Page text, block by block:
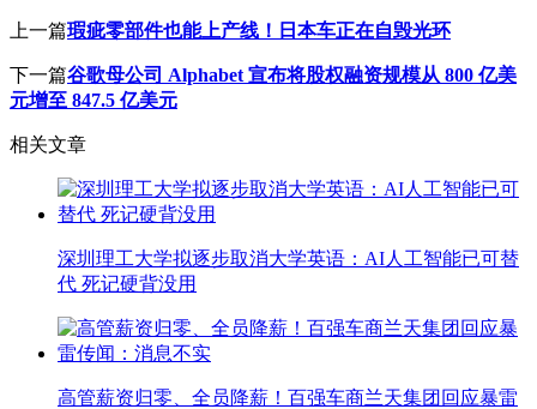
上一篇瑕疵零部件也能上产线！日本车正在自毁光环
下一篇谷歌母公司 Alphabet 宣布将股权融资规模从 800 亿美
元增至 847.5 亿美元
相关文章
深圳理工大学拟逐步取消大学英语：AI人工智能已可替
代 死记硬背没用
高管薪资归零、全员降薪！百强车商兰天集团回应暴雷